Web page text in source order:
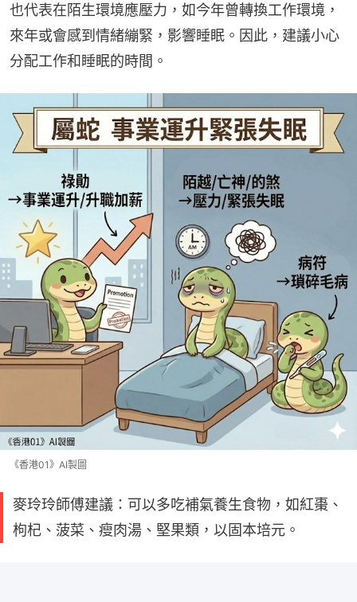
也代表在陌生環境應壓力，如今年曾轉換工作環境，
來年或會感到情緒繃緊，影響睡眠。因此，建議小心
分配工作和睡眠的時間。
《香港01》AI製圖
麥玲玲師傅建議：可以多吃補氣養生食物，如紅棗、
枸杞、菠菜、瘦肉湯、堅果類，以固本培元。